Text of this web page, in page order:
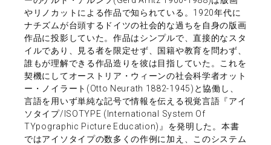
やリノカットによる作品で知られている。1920年代に
ナチズムが台頭するドイツの社会的な過ちを自身の版画
作品に投影していた。作品はシンプルで、直接的なスタ
イルであり、見る者を限定せず、国籍や教育を問わず、
誰もが理解できる作品造りを彼は目指していた。これを
契機にしてオーストリア・ウィーンの社会科学者オット
ー・ノイラート(Otto Neurath 1882-1945)と協働し、
言語を用いず単純な記号で情報を伝える視覚言語『アイ
ソタイプ/ISOTYPE (International System Of
TYpographic Picture Education)』を発明した。本書
ではアイソタイプの数多くの作例に加え、このシステム